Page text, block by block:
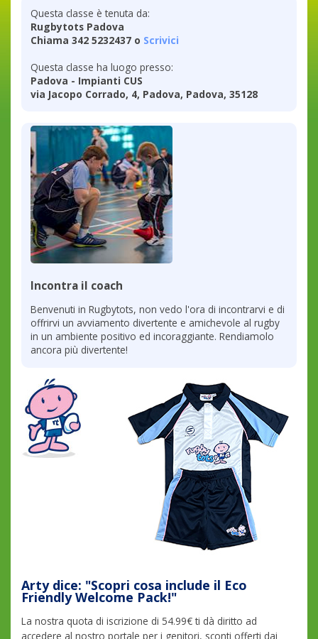
Questa classe è tenuta da:
Rugbytots Padova
Chiama 342 5232437 o Scrivici
Questa classe ha luogo presso:
Padova - Impianti CUS
via Jacopo Corrado, 4, Padova, Padova, 35128
Incontra il coach
Benvenuti in Rugbytots, non vedo l'ora di incontrarvi e di
offrirvi un avviamento divertente e amichevole al rugby
in un ambiente positivo ed incoraggiante. Rendiamolo
ancora più divertente!
Arty dice: "Scopri cosa include il Eco
Friendly Welcome Pack!"
La nostra quota di iscrizione di 54.99€ ti dà diritto ad
accedere al nostro portale per i genitori, sconti offerti dai